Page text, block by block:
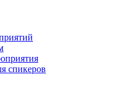
спикеров